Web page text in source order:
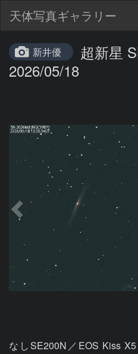
天体写真ギャラリー
新井優
超新星
2026/05/18
なしSE200N／EOS Kiss